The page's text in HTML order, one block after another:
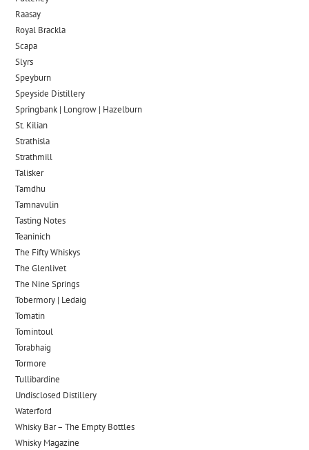
Raasay
Royal Brackla
Scapa
Slyrs
Speyburn
Speyside Distillery
Springbank | Longrow | Hazelburn
St. Kilian
Strathisla
Strathmill
Talisker
Tamdhu
Tamnavulin
Tasting Notes
Teaninich
The Fifty Whiskys
The Glenlivet
The Nine Springs
Tobermory | Ledaig
Tomatin
Tomintoul
Torabhaig
Tormore
Tullibardine
Undisclosed Distillery
Waterford
Whisky Bar – The Empty Bottles
Whisky Magazine